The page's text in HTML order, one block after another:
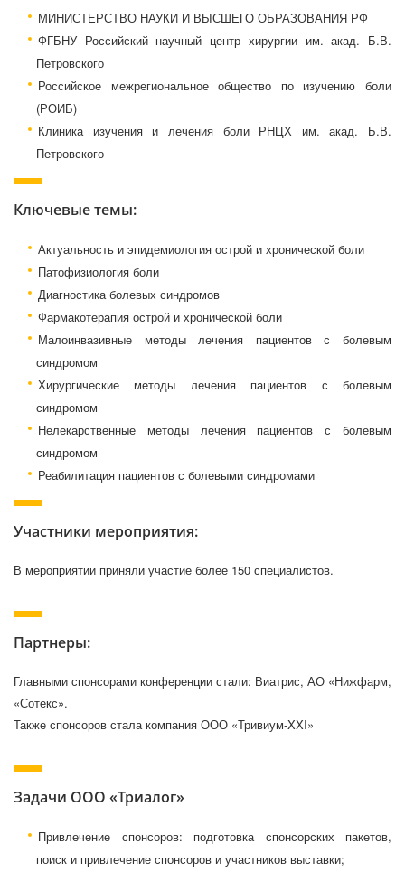
МИНИСТЕРСТВО НАУКИ И ВЫСШЕГО ОБРАЗОВАНИЯ РФ
ФГБНУ Российский научный центр хирургии им. акад. Б.В.
Петровского
Российское межрегиональное общество по изучению боли
(РОИБ)
Клиника изучения и лечения боли РНЦХ им. акад. Б.В.
Петровского
Ключевые темы:
Актуальность и эпидемиология острой и хронической боли
Патофизиология боли
Диагностика болевых синдромов
Фармакотерапия острой и хронической боли
Малоинвазивные методы лечения пациентов с болевым
синдромом
Хирургические методы лечения пациентов с болевым
синдромом
Нелекарственные методы лечения пациентов с болевым
синдромом
Реабилитация пациентов с болевыми синдромами
Участники мероприятия:
В мероприятии приняли участие более 150 специалистов.
Партнеры:
Главными спонсорами конференции стали: Виатрис, АО «Нижфарм,
«Сотекс».
Также спонсоров стала компания ООО «Тривиум-XXI»
Задачи ООО «Триалог»
Привлечение спонсоров: подготовка спонсорских пакетов,
поиск и привлечение спонсоров и участников выставки;